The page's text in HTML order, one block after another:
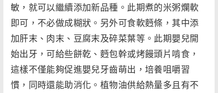
敏，就可以繼續添加新品種。此期煮的米粥爛軟
即可，不必做成糊狀。另外可食軟麪條，其中添
加肝末、肉末、豆腐末及碎菜葉等。此期嬰兒開
始出牙，可給些餅乾、麪包幹或烤饅頭片啃食，
這樣不僅能夠促進嬰兒牙齒萌出，培養咀嚼習
慣，同時還能助消化。植物油供給熱量多且有不